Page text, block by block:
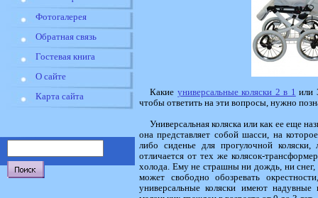
Фотогалерея
Обратная связь
Гостевая книга
О сайте
Карта сайта
Какие универсальные коляски 2 в 1 или
чтобы ответить на эти вопросы, нужно
Универсальная коляска или как ее еще
она представляет собой шасси, на
либо сиденье для прогулочной
отличается от тех же колясок-
холода. Ему не страшны ни дождь, ни снег,
может свободно обозревать
универсальные коляски имеют